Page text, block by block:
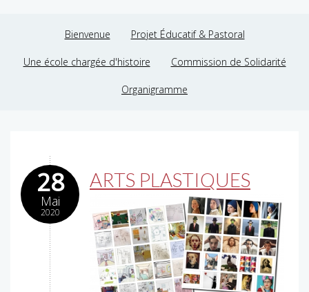
Bienvenue Projet Éducatif & Pastoral
Une école chargée d'histoire Commission de Solidarité
Organigramme
28
Mai
2020
ARTS PLASTIQUES